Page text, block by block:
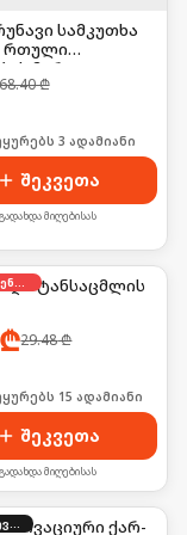
სამკუთხა
რთული
მარტივი
მოყვება
₾
ში იყიდა 28-მა
შეკვეთა
გადახდა მიღებისას
ტანსაცმლის
₾29.48₾
ში იყიდა 25-მა
შეკვეთა
გადახდა მიღებისას
ქარ-